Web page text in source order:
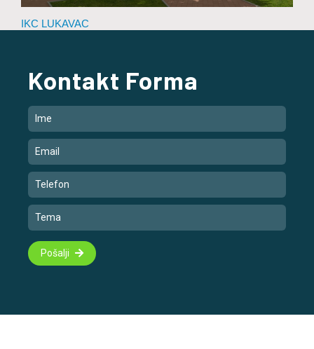
IKC LUKAVAC
Kontakt Forma
Pošalji